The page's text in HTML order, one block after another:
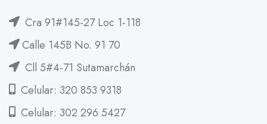
Cra 91#145-27 Loc 1-118
Calle 145B No. 91 70
Cll 5#4-71 Sutamarchán
Celular: 320 853 9318
Celular: 302 296 5427